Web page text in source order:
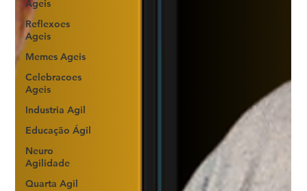
Ageis
Reflexoes
Ageis
Memes Ageis
Celebracoes
Ageis
Industria Agil
Educação Ágil
Neuro
Agilidade
Quarta Agil